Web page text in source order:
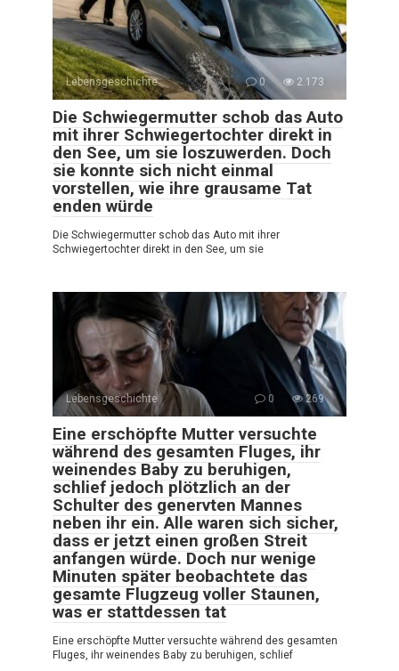
Lebensgeschichte 0 2.173
Die Schwiegermutter schob das Auto
mit ihrer Schwiegertochter direkt in
den See, um sie loszuwerden. Doch
sie konnte sich nicht einmal
vorstellen, wie ihre grausame Tat
enden würde
Die Schwiegermutter schob das Auto mit ihrer
Schwiegertochter direkt in den See, um sie
Lebensgeschichte 0 269
Eine erschöpfte Mutter versuchte
während des gesamten Fluges, ihr
weinendes Baby zu beruhigen,
schlief jedoch plötzlich an der
Schulter des genervten Mannes
neben ihr ein. Alle waren sich sicher,
dass er jetzt einen großen Streit
anfangen würde. Doch nur wenige
Minuten später beobachtete das
gesamte Flugzeug voller Staunen,
was er stattdessen tat
Eine erschöpfte Mutter versuchte während des gesamten
Fluges, ihr weinendes Baby zu beruhigen, schlief